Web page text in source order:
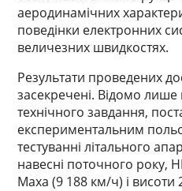
аеродинамічних
поведінки електронних
величезних швидкостях.
Результати проведених
засекречені. Відомо
технічного завдання,
експериментальним
тестуванні літального
навесні поточного року,
Маха (9 188 км/ч) і висоти